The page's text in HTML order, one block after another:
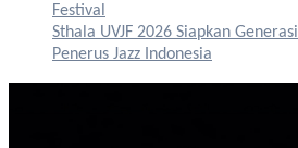
Festival
Sthala UVJF 2026 Siapkan Generasi
Penerus Jazz Indonesia